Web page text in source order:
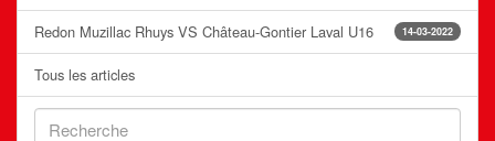
14-03-2022
Redon Muzillac Rhuys VS Château-Gontier Laval U16
Tous les articles